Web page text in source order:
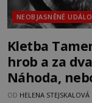
NEOBJASNĚNÉ
Kletba
hrob a za
Náhoda,
OD HELENA STEJSKALOVÁ